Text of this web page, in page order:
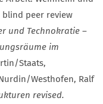
blind peer review
und Technokratie –
im
Staats,
Westhofen, Ralf
revised.